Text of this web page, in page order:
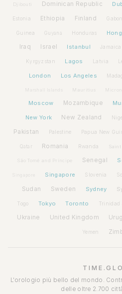
Djibouti Dominican Republic
Estonia Ethiopia Finland Gabon
Guinea Guyana Honduras
Iraq Israel Istanbul Jamaica
Kyrgyzstan Lagos Latvia
London Los Angeles
Mauritius
Moscow Mozambique
New York New Zealand
Pakistan Palestine Papua New
Qatar Romania Rwanda
São Tomé and Príncipe Senegal
Singapore Slovenia
Sudan Sweden Sydney
Togo Tokyo Toronto Trinidad
Ukraine United Kingdom
Yemen
L'orologio più bello del mondo.
delle oltre 2.700